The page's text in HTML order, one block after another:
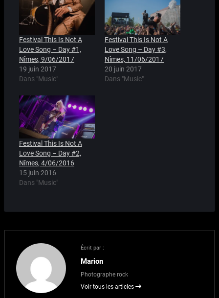
Festival This Is Not A
Love Song – Day #1,
Nîmes, 9/06/2017
19 juin 2017
Dans "Music"
Festival This Is Not A
Love Song – Day #3,
Nîmes, 11/06/2017
20 juin 2017
Dans "Music"
Festival This Is Not A
Love Song – Day #2,
Nîmes, 4/06/2016
15 juin 2016
Dans "Music"
Écrit par :
Marion
Photographe rock
Voir tous les articles